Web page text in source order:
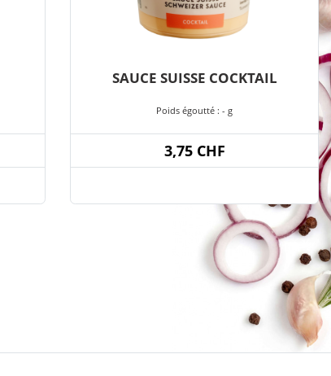
SAUCE SUISSE COCKTAIL
Poids égoutté : - g
3,75 CHF